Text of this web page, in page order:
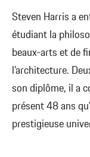
Steven Harris a
étudiant la
beaux-arts et de
l’architecture.
son diplôme, il a
présent 48 ans
prestigieuse